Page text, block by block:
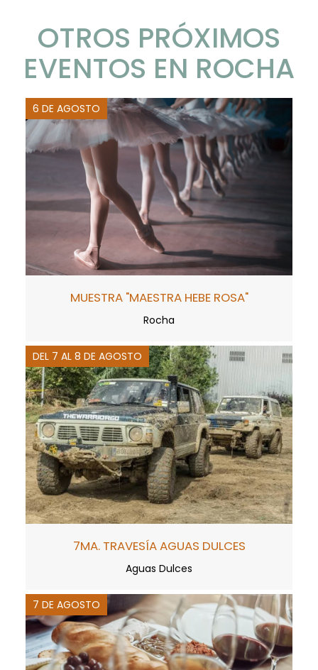
OTROS PRÓXIMOS
EVENTOS EN ROCHA
6 DE AGOSTO
MUESTRA "MAESTRA HEBE ROSA"
Rocha
DEL 7 AL 8 DE AGOSTO
7MA. TRAVESÍA AGUAS DULCES
Aguas Dulces
7 DE AGOSTO